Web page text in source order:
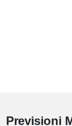
Previsioni